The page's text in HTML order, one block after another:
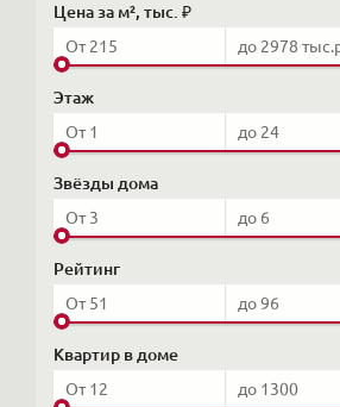
Цена за м², тыс. ₽
Этаж
Звёзды дома
Рейтинг
Квартир в доме